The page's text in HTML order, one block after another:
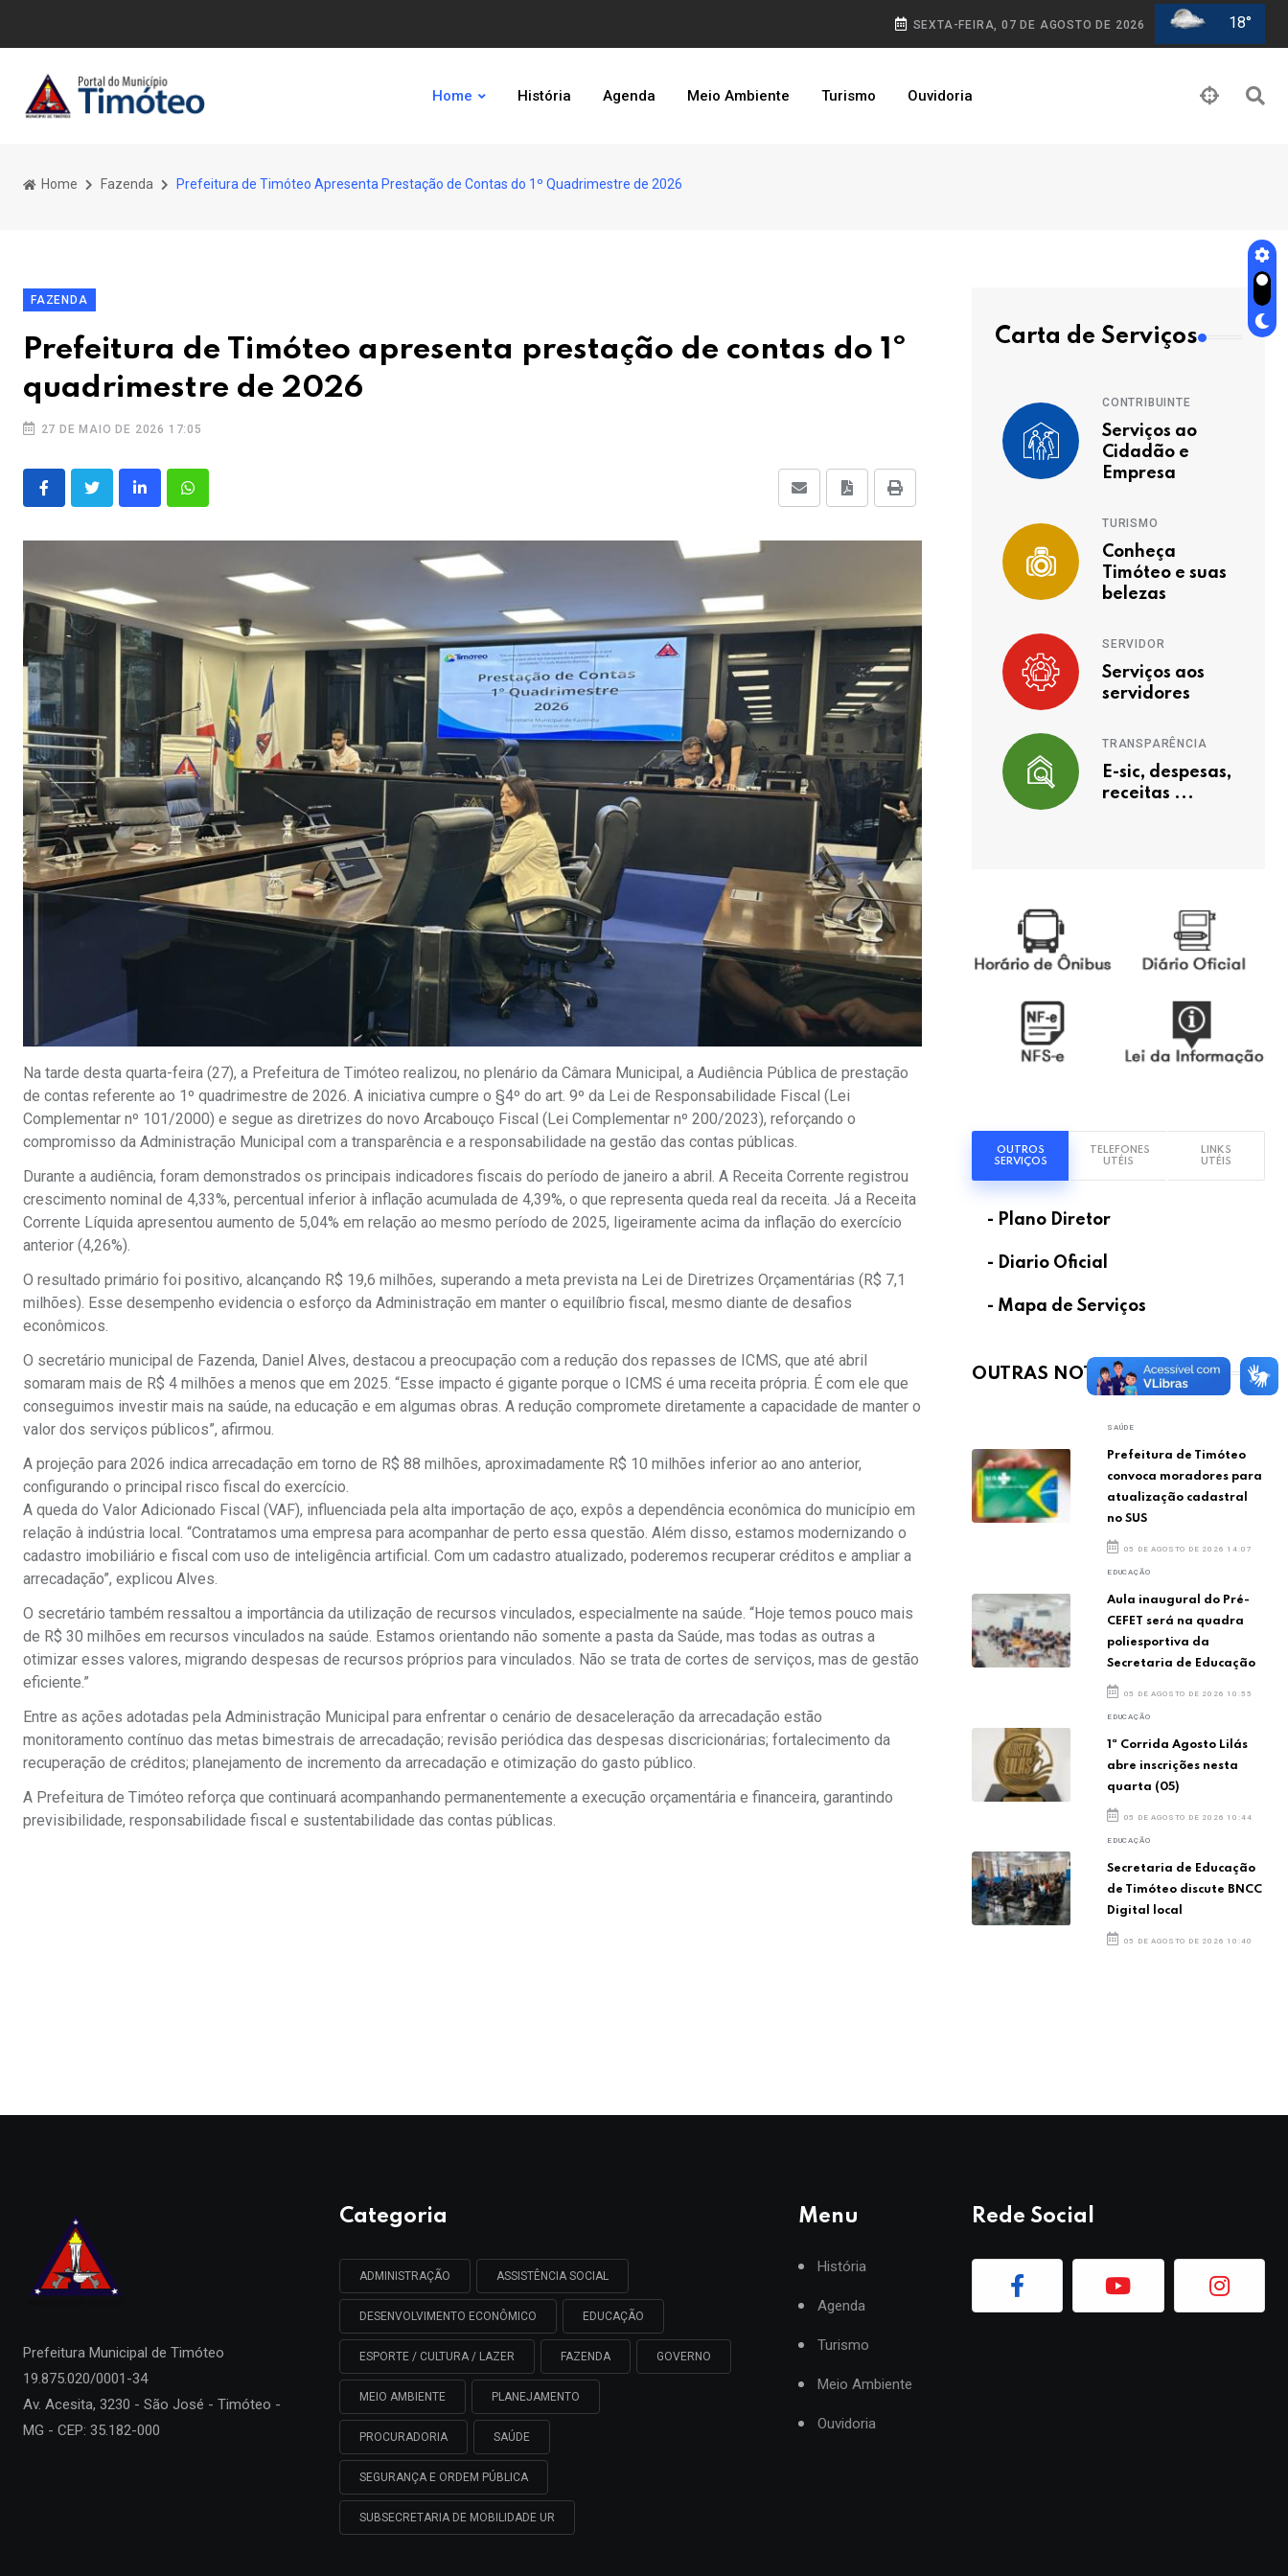
SEXTA-FEIRA, 07 DE AGOSTO DE 2026 18°
Home História Agenda Meio Ambiente Turismo Ouvidoria
Home Fazenda Prefeitura de Timóteo Apresenta Prestação de Contas do 1º Quadrimestre de 2026
FAZENDA
Prefeitura de Timóteo apresenta prestação de contas do 1º
quadrimestre de 2026
27 DE MAIO DE 2026 17:05
Na tarde desta quarta-feira (27), a Prefeitura de Timóteo realizou, no plenário da Câmara Municipal, a Audiência Pública de prestação
de contas referente ao 1º quadrimestre de 2026. A iniciativa cumpre o §4º do art. 9º da Lei de Responsabilidade Fiscal (Lei
Complementar nº 101/2000) e segue as diretrizes do novo Arcabouço Fiscal (Lei Complementar nº 200/2023), reforçando o
compromisso da Administração Municipal com a transparência e a responsabilidade na gestão das contas públicas.
Durante a audiência, foram demonstrados os principais indicadores fiscais do período de janeiro a abril. A Receita Corrente registrou
crescimento nominal de 4,33%, percentual inferior à inflação acumulada de 4,39%, o que representa queda real da receita. Já a Receita
Corrente Líquida apresentou aumento de 5,04% em relação ao mesmo período de 2025, ligeiramente acima da inflação do exercício
anterior (4,26%).
O resultado primário foi positivo, alcançando R$ 19,6 milhões, superando a meta prevista na Lei de Diretrizes Orçamentárias (R$ 7,1
milhões). Esse desempenho evidencia o esforço da Administração em manter o equilíbrio fiscal, mesmo diante de desafios
econômicos.
O secretário municipal de Fazenda, Daniel Alves, destacou a preocupação com a redução dos repasses de ICMS, que até abril
somaram mais de R$ 4 milhões a menos que em 2025. “Esse impacto é gigante porque o ICMS é uma receita própria. É com ele que
conseguimos investir mais na saúde, na educação e em algumas obras. A redução compromete diretamente a capacidade de manter o
valor dos serviços públicos”, afirmou.
A projeção para 2026 indica arrecadação em torno de R$ 88 milhões, aproximadamente R$ 10 milhões inferior ao ano anterior,
configurando o principal risco fiscal do exercício.
A queda do Valor Adicionado Fiscal (VAF), influenciada pela alta importação de aço, expôs a dependência econômica do município em
relação à indústria local. “Contratamos uma empresa para acompanhar de perto essa questão. Além disso, estamos modernizando o
cadastro imobiliário e fiscal com uso de inteligência artificial. Com um cadastro atualizado, poderemos recuperar créditos e ampliar a
arrecadação”, explicou Alves.
O secretário também ressaltou a importância da utilização de recursos vinculados, especialmente na saúde. “Hoje temos pouco mais
de R$ 30 milhões em recursos vinculados na saúde. Estamos orientando não somente a pasta da Saúde, mas todas as outras a
otimizar esses valores, migrando despesas de recursos próprios para vinculados. Não se trata de cortes de serviços, mas de gestão
eficiente.”
Entre as ações adotadas pela Administração Municipal para enfrentar o cenário de desaceleração da arrecadação estão
monitoramento contínuo das metas bimestrais de arrecadação; revisão periódica das despesas discricionárias; fortalecimento da
recuperação de créditos; planejamento de incremento da arrecadação e otimização do gasto público.
A Prefeitura de Timóteo reforça que continuará acompanhando permanentemente a execução orçamentária e financeira, garantindo
previsibilidade, responsabilidade fiscal e sustentabilidade das contas públicas.
Carta de Serviços
CONTRIBUINTE
Serviços ao
Cidadão e
Empresa
TURISMO
Conheça
Timóteo e suas
belezas
SERVIDOR
Serviços aos
servidores
TRANSPARÊNCIA
E-sic, despesas,
receitas ...
OUTROS
SERVIÇOS
TELEFONES
UTÉIS
LINKS
UTÉIS
- Plano Diretor
- Diario Oficial
- Mapa de Serviços
OUTRAS NOTÍCIAS
SAÚDE
Prefeitura de Timóteo
convoca moradores para
atualização cadastral
no SUS
05 DE AGOSTO DE 2026 14:07
EDUCAÇÃO
Aula inaugural do Pré-
CEFET será na quadra
poliesportiva da
Secretaria de Educação
05 DE AGOSTO DE 2026 10:55
EDUCAÇÃO
1ª Corrida Agosto Lilás
abre inscrições nesta
quarta (05)
05 DE AGOSTO DE 2026 10:44
EDUCAÇÃO
Secretaria de Educação
de Timóteo discute BNCC
Digital local
05 DE AGOSTO DE 2026 10:40
Prefeitura Municipal de Timóteo
19.875.020/0001-34
Av. Acesita, 3230 - São José - Timóteo -
MG - CEP: 35.182-000
Categoria
ADMINISTRAÇÃO ASSISTÊNCIA SOCIAL
DESENVOLVIMENTO ECONÔMICO EDUCAÇÃO
ESPORTE / CULTURA / LAZER FAZENDA GOVERNO
MEIO AMBIENTE PLANEJAMENTO
PROCURADORIA SAÚDE
SEGURANÇA E ORDEM PÚBLICA
SUBSECRETARIA DE MOBILIDADE UR
Menu
História
Agenda
Turismo
Meio Ambiente
Ouvidoria
Rede Social